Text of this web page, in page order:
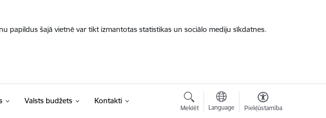
papildus šajā vietnē var tikt izmantotas statistikas un sociālo mediju sīkdatnes.
Valsts budžets Kontakti
Meklēt Language Piekļūstamība